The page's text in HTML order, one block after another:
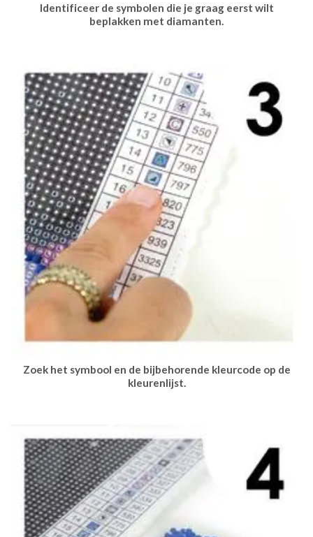
Identificeer de symbolen die je graag eerst wilt
beplakken met diamanten.
Zoek het symbool en de bijbehorende kleurcode op de
kleurenlijst.